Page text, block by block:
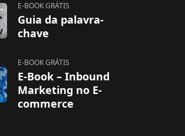
E-BOOK GRÁTIS
Guia da palavra-
chave
E-BOOK GRÁTIS
E-Book – Inbound
Marketing no E-
commerce